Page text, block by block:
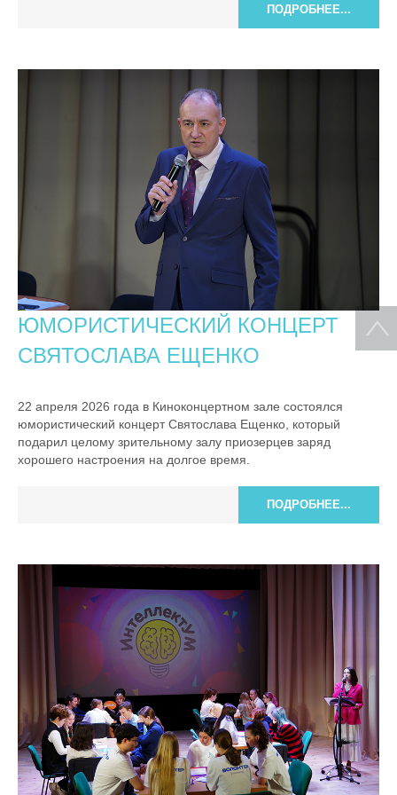
ПОДРОБНЕЕ...
ЮМОРИСТИЧЕСКИЙ КОНЦЕРТ
СВЯТОСЛАВА ЕЩЕНКО
22 апреля 2026 года в Киноконцертном зале состоялся
юмористический концерт Святослава Ещенко, который
подарил целому зрительному залу приозерцев заряд
хорошего настроения на долгое время.
ПОДРОБНЕЕ...